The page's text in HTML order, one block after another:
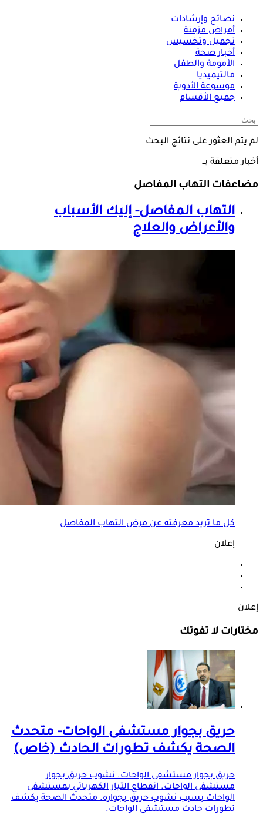
نصائح وإرشادات
أمراض مزمنة
تجميل وتخسيس
أخبار صحة
الأمومة والطفل
مالتيميديا
موسوعة الأدوية
جميع الأقسام
لم يتم العثور على نتائج البحث
أخبار متعلقة بــ
مضاعفات التهاب المفاصل
التهاب المفاصل- إليك الأسباب
والأعراض والعلاج
كل ما تريد معرفته عن مرض التهاب المفاصل
إعلان
إعلان
مختارات لا تفوتك
حريق بجوار مستشفى الواحات- متحدث
الصحة يكشف تطورات الحادث (خاص)
حريق بجوار مستشفى الواحات. نشوب حريق بجوار
مستشفى الواحات. انقطاع التيار الكهربائي بمستشفى
الواحات بسبب نشوب حريق بجواره. متحدث الصحة يكشف
تطورات حادث مستشفى الواحات.